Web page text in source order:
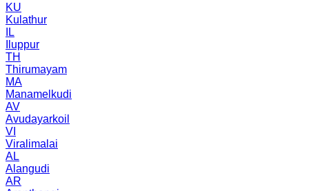
KU
Kulathur
IL
Iluppur
TH
Thirumayam
MA
Manamelkudi
AV
Avudayarkoil
VI
Viralimalai
AL
Alangudi
AR